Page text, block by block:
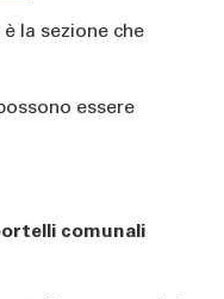
la sezione che
essere
comunali